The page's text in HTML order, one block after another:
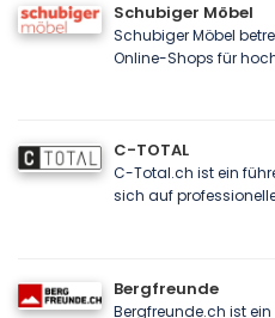
Schubiger Möbel
Schubiger Möbel
Online-Shops für
C-TOTAL
C-Total.ch ist ein
sich auf
Bergfreunde
Bergfreunde.ch ist